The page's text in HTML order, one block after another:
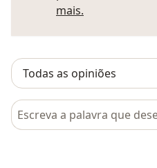
mais.
Pesquisar em opiniões